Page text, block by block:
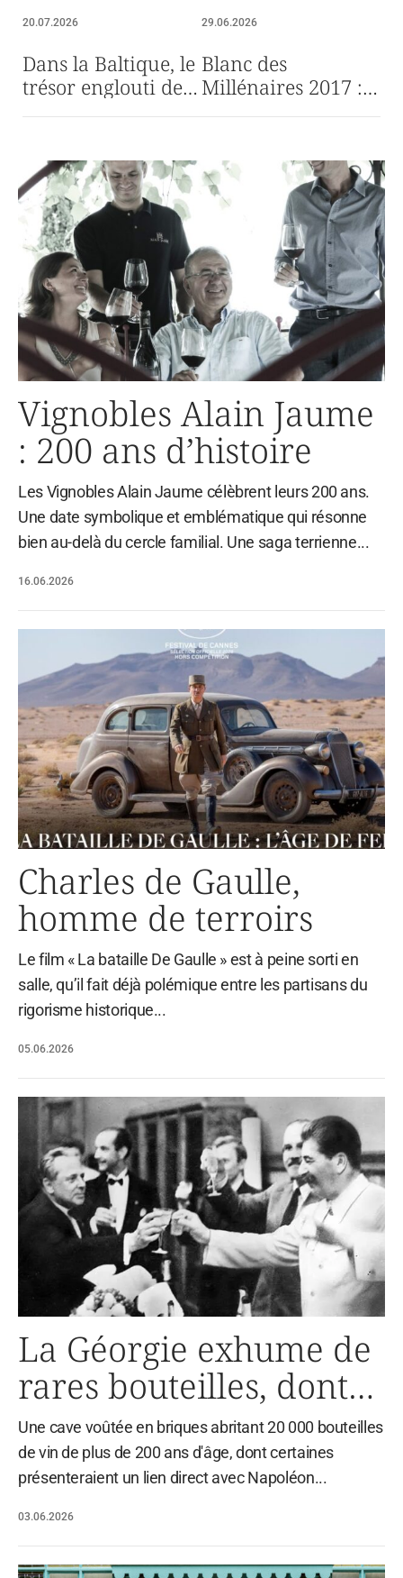
20.07.2026
Dans la Baltique, le
trésor englouti de
Louis Roederer
29.06.2026
Blanc des
Millénaires 2017 :
un souffle de
16.06.2026
Vignobles Alain Jaume
: 200 ans d’histoire
Les Vignobles Alain Jaume célèbrent leurs 200 ans.
Une date symbolique et emblématique qui résonne
bien au-delà du cercle familial. Une saga terrienne...
05.06.2026
Charles de Gaulle,
homme de terroirs
Le film « La bataille De Gaulle » est à peine sorti en
salle, qu’il fait déjà polémique entre les partisans du
rigorisme historique...
03.06.2026
La Géorgie exhume de
rares bouteilles, dont
certaines seraient liées
à Staline et Napoléon
Une cave voûtée en briques abritant 20 000 bouteilles
de vin de plus de 200 ans d'âge, dont certaines
présenteraient un lien direct avec Napoléon...